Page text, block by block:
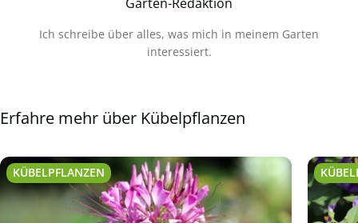
Ich schreibe über alles, was mich in meinem Garten
interessiert.
Erfahre mehr über Kübelpflanzen
KÜBELPFLANZEN